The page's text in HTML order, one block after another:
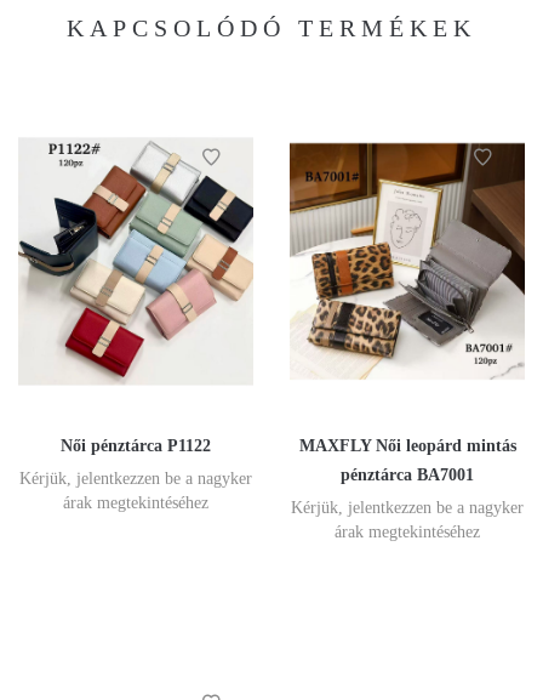
KAPCSOLÓDÓ TERMÉKEK
Női pénztárca P1122
Kérjük, jelentkezzen be a nagyker
árak megtekintéséhez
MAXFLY Női leopárd mintás
pénztárca BA7001
Kérjük, jelentkezzen be a nagyker
árak megtekintéséhez